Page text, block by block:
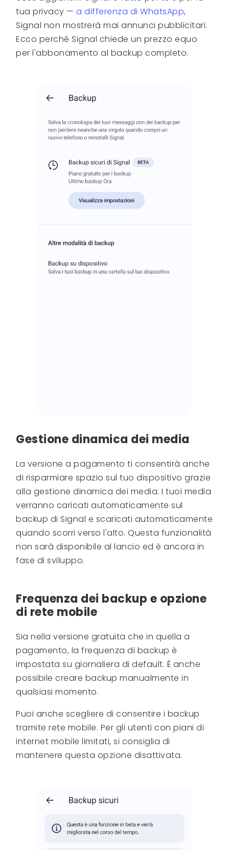
tua privacy —a differenza di WhatsApp,
Signal non mostrerà mai annunci pubblicitari.
Ecco perché Signal chiede un prezzo equo
per l'abbonamento al backup completo.
Gestione dinamica dei media
La versione a pagamento ti consentirà anche
di risparmiare spazio sul tuo dispositivo grazie
alla gestione dinamica dei media. I tuoi media
verranno caricati automaticamente sul
backup di Signal e scaricati automaticamente
quando scorri verso l'alto. Questa funzionalità
non sarà disponibile al lancio ed è ancora in
fase di sviluppo.
Frequenza dei backup e opzione
di rete mobile
Sia nella versione gratuita che in quella a
pagamento, la frequenza di backup è
impostata su giornaliera di default. È anche
possibile creare backup manualmente in
qualsiasi momento.
Puoi anche scegliere di consentire i backup
tramite rete mobile. Per gli utenti con piani di
internet mobile limitati, si consiglia di
mantenere questa opzione disattivata.